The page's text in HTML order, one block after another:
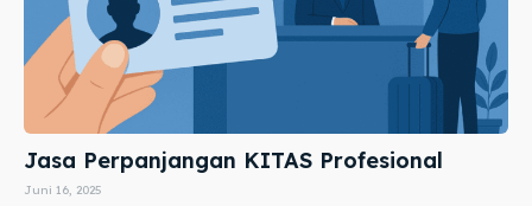
Jasa Perpanjangan KITAS Profesional
Juni 16, 2025